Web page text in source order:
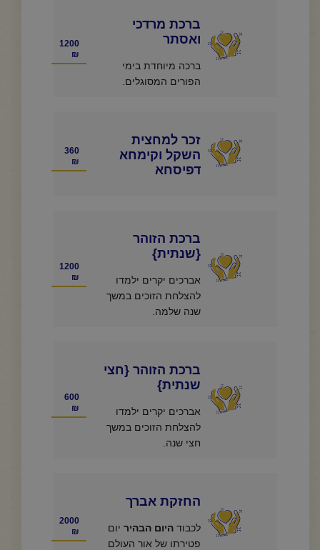
1200
₪
ברכת מרדכי
ואסתר
ברכה מיוחדת בימי
הפורים המסוגלים.
360
₪
זכר למחצית
השקל וקימחא
דפיסחא
1200
₪
ברכת הזוהר
{שנתית}
אברכים יקרים ילמדו
להצלחת הזוכים במשך
שנה שלמה.
600
₪
ברכת הזוהר {חצי
שנתית}
אברכים יקרים ילמדו
להצלחת הזוכים במשך
חצי שנה.
2000
₪
החזקת אברך
לכבוד היום הבהיר יום
פטירתו של אור העולם